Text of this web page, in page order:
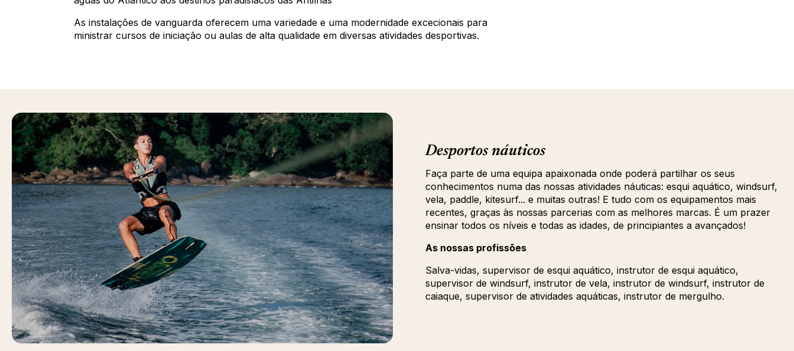
As instalações de vanguarda oferecem uma variedade e uma modernidade excecionais para
ministrar cursos de iniciação ou aulas de alta qualidade em diversas atividades desportivas.
Desportos náuticos
Faça parte de uma equipa apaixonada onde poderá partilhar os seus
conhecimentos numa das nossas atividades náuticas: esqui aquático, windsurf,
vela, paddle, kitesurf... e muitas outras! E tudo com os equipamentos mais
recentes, graças às nossas parcerias com as melhores marcas. É um prazer
ensinar todos os níveis e todas as idades, de principiantes a avançados!
As nossas profissões
Salva-vidas, supervisor de esqui aquático, instrutor de esqui aquático,
supervisor de windsurf, instrutor de vela, instrutor de windsurf, instrutor de
caiaque, supervisor de atividades aquáticas, instrutor de mergulho.